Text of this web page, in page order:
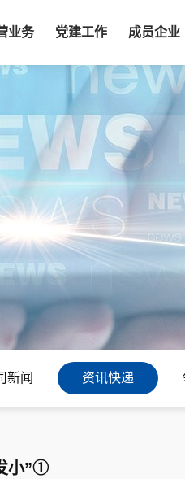
业务 党建工作 成员企业
新闻 资讯快递
小”①